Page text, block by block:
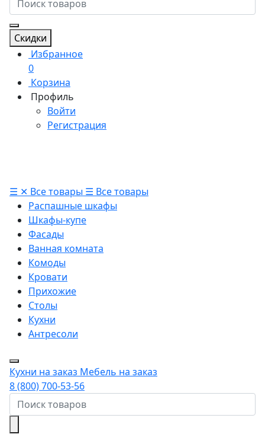
Скидки
Избранное
0
Корзина
Профиль
Войти
Регистрация
☰ ✕ Все товары ☰ Все товары
Распашные шкафы
Шкафы-купе
Фасады
Ванная комната
Комоды
Кровати
Прихожие
Столы
Кухни
Антресоли
Кухни на заказ Мебель на заказ
8 (800) 700-53-56